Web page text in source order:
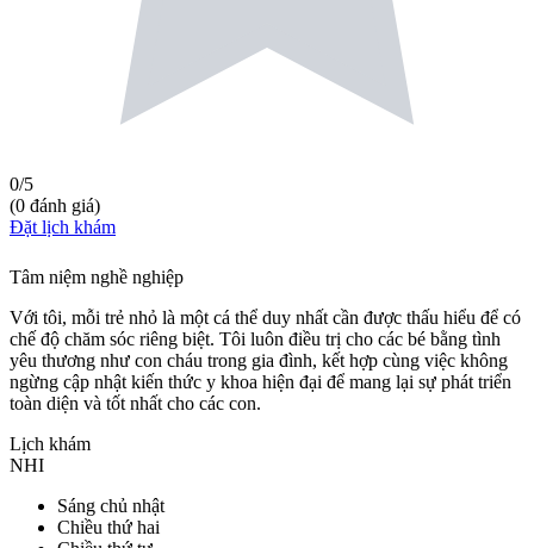
0/5
(0 đánh giá)
Đặt lịch khám
Tâm niệm nghề nghiệp
Với tôi, mỗi trẻ nhỏ là một cá thể duy nhất cần được thấu hiểu để có
chế độ chăm sóc riêng biệt. Tôi luôn điều trị cho các bé bằng tình
yêu thương như con cháu trong gia đình, kết hợp cùng việc không
ngừng cập nhật kiến thức y khoa hiện đại để mang lại sự phát triển
toàn diện và tốt nhất cho các con.
Lịch khám
NHI
Sáng chủ nhật
Chiều thứ hai